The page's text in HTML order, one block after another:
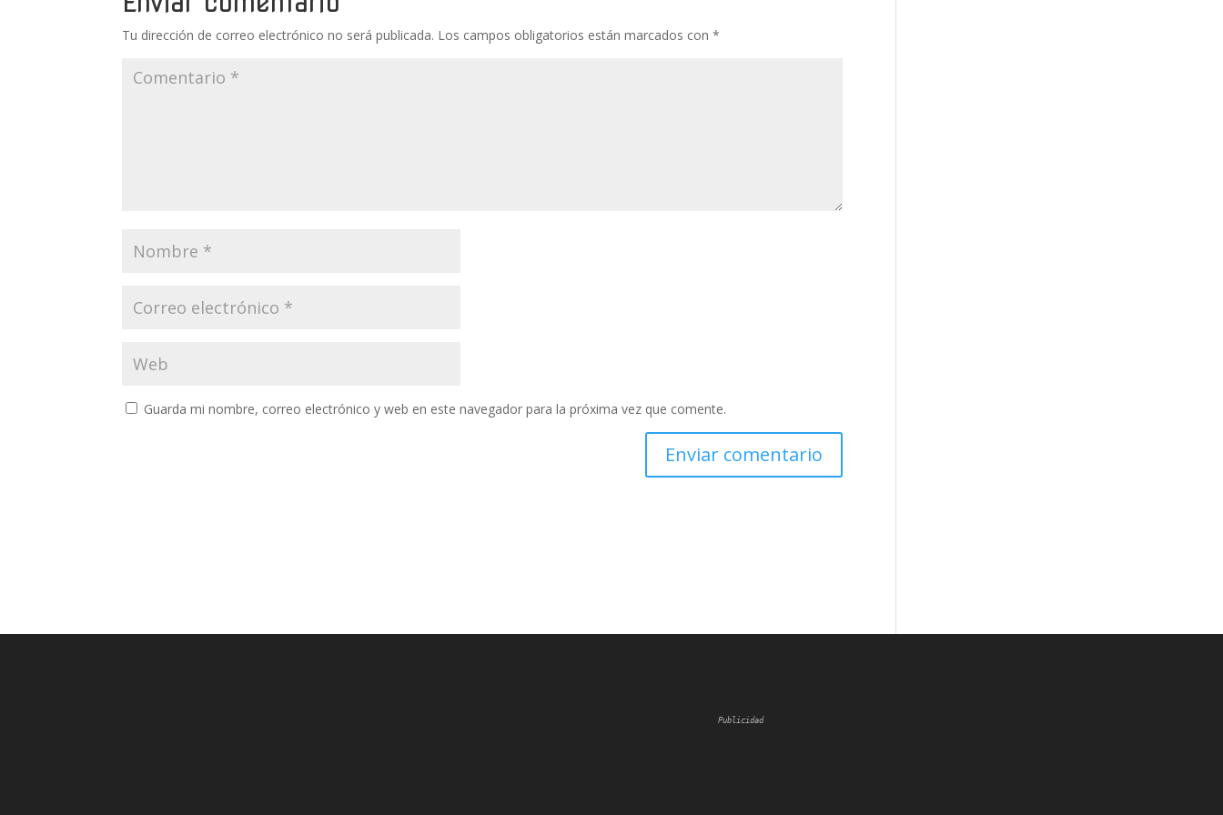
k p r
Tu dirección de correo electrónico no será publicada. Los campos obligatorios están marcados con*
Guarda mi nombre, correo electrónico y web en este navegador para la próxima vez que comente.
Publicidad